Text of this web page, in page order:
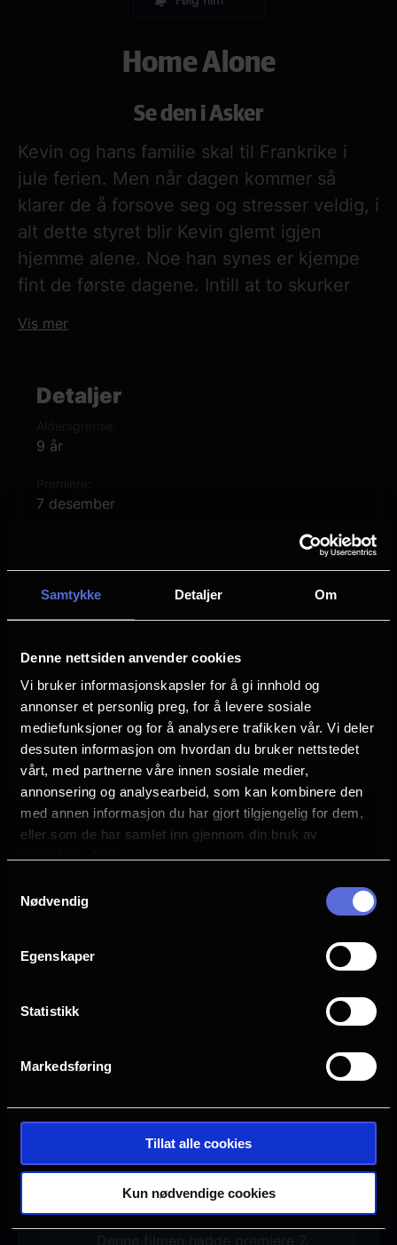
Samtykke Detaljer Om
Denne nettsiden anvender cookies
Vi bruker informasjonskapsler for å gi innhold og
annonser et personlig preg, for å levere sosiale
mediefunksjoner og for å analysere trafikken vår. Vi deler
dessuten informasjon om hvordan du bruker nettstedet
vårt, med partnerne våre innen sosiale medier,
annonsering og analysearbeid, som kan kombinere den
med annen informasjon du har gjort tilgjengelig for dem,
eller som de har samlet inn gjennom din bruk av
Nødvendig
Egenskaper
Statistikk
Markedsføring
Tillat alle cookies
Kun nødvendige cookies
Se galleri
Detaljer
9 år
7 desember
Regi
Chris Columbus
Vurdering: (17 stemmer 96.12%)
Rollebesetning
Macaulay CulkinJoe PesciDaniel Stern
Sjanger
Children's Movie
Distributør
Uavhengig distribusjon
Home Alone
Se den i Asker
Kevin og hans familie skal til Frankrike i
jule ferien. Men når dagen kommer så
klarer de å forsove seg og stresser veldig, i
alt dette styret blir Kevin glemt igjen
hjemme alene. Noe han synes er kjempe
fint de første dagene. Intill at to skurker
Kinostalgi-program. Les mer om Kinostalgi
Vis mer
Ingen visninger i Asker